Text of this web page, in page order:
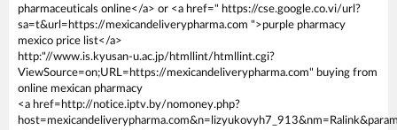
pharmaceuticals online</a> or <a href=" https://cse.google.co.vi/url?
sa=t&url=https://mexicandeliverypharma.com ">purple pharmacy
mexico price list</a>
http:"//www.is.kyusan-u.ac.jp/htmllint/htmllint.cgi?
ViewSource=on;URL=https://mexicandeliverypharma.com" buying from
online mexican pharmacy
<a href=http://notice.iptv.by/nomoney.php?